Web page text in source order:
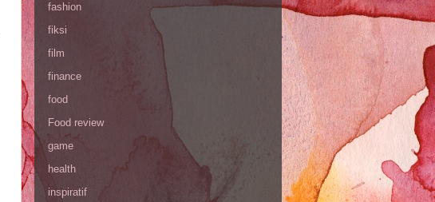
fashion
fiksi
film
finance
food
Food review
game
health
inspiratif